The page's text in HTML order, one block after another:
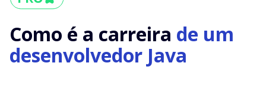
Como é a carreira de um
desenvolvedor Java